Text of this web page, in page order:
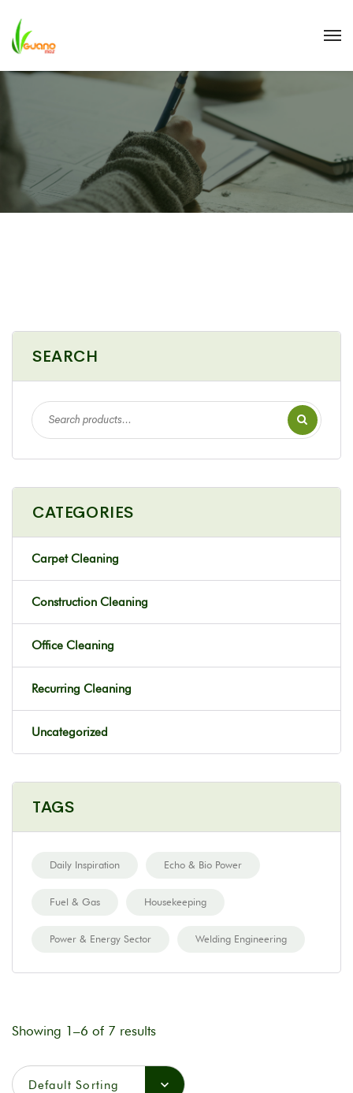
Showing 1–6 of 7 results
Default Sorting
SEARCH
CATEGORIES
Carpet Cleaning
Construction Cleaning
Office Cleaning
Recurring Cleaning
Uncategorized
TAGS
Daily Inspiration Echo & Bio Power
Fuel & Gas Housekeeping
Power & Energy Sector Welding Engineering